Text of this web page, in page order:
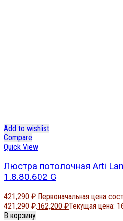
Add to wishlist
Compare
Quick View
Люстра потолочная Arti
1.8.80.602 G
421,290₽ Первоначальная цена
421,290 ₽.162,200 ₽Текущая цена:
В корзину